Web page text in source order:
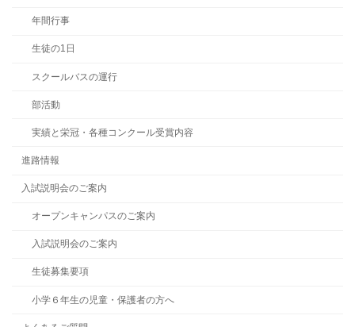
年間行事
生徒の1日
スクールバスの運行
部活動
実績と栄冠・各種コンクール受賞内容
進路情報
入試説明会のご案内
オープンキャンパスのご案内
入試説明会のご案内
生徒募集要項
小学６年生の児童・保護者の方へ